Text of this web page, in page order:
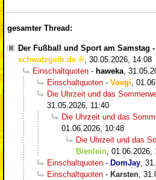
gesamter Thread:
Der Fußball und Sport am Samstag -
schwatzgelb.de
30.05.2026, 14:08
Einschaltquoten - haweka
Einschaltquoten - Voegi
Die Uhrzeit und das
31.05.2026, 11:40
Die Uhrzeit und das
01.06.2026, 10:48
Die Uhrzeit und das
Bienlein 01.06.2026,
Einschaltquoten - DomJay
Einschaltquoten - Karsten